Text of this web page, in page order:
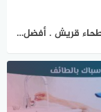
نجار مكة بطحاء قريش . أفضل معلم نجارة ببطحاء قريش 0543693221 المثالى للنجارة